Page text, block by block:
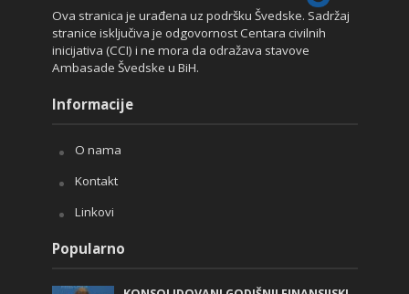
Ova stranica je urađena uz podršku Švedske. Sadržaj
stranice isključiva je odgovornost Centara civilnih
inicijativa (CCI) i ne mora da odražava stavove
Ambasade Švedske u BiH.
Informacije
O nama
Kontakt
Linkovi
Popularno